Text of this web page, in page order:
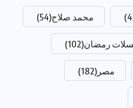
محمد صلاح(54)
رمضان(102)
مصر (182)